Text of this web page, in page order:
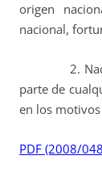
origen
nacional,
2. Nadie
parte de
en los
PDF (2008/